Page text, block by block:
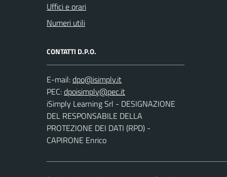
Uffici e orari
Numeri utili
CONTATTI D.P.O.
E-mail:
PEC:
iSimply Learning Srl - DESIGNAZIONE
DEL RESPONSABILE DELLA
PROTEZIONE DEI DATI (RPD) -
CAPIRONE Enrico